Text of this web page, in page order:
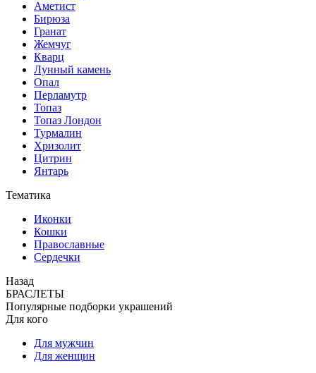
Аметист
Бирюза
Гранат
Жемчуг
Кварц
Лунный камень
Опал
Перламутр
Топаз
Топаз Лондон
Турмалин
Хризолит
Цитрин
Янтарь
Тематика
Иконки
Кошки
Православные
Сердечки
Назад
БРАСЛЕТЫ
Популярные подборки украшений
Для кого
Для мужчин
Для женщин